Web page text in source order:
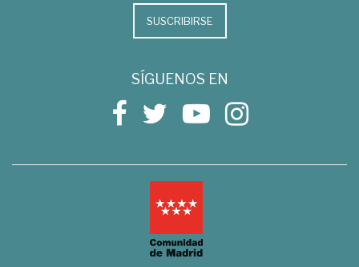
SUSCRIBIRSE
SÍGUENOS EN